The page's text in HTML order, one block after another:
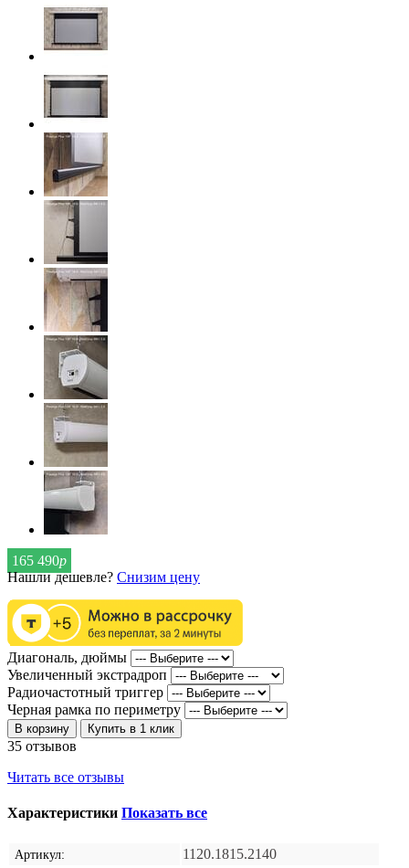
165 490р
Нашли дешевле? Снизим цену
Диагональ, дюймы
Увеличенный экстрадроп
Радиочастотный триггер
Черная рамка по периметру
В корзину Купить в 1 клик
35 отзывов
Читать все отзывы
Характеристики Показать все
Артикул: 1120.1815.2140